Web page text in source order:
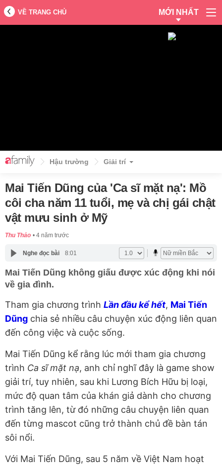
VỀ TRANG CHỦ MỚI NHẤT
Hậu trường Giải trí
Mai Tiến Dũng của 'Ca sĩ mặt nạ': Mồ
côi cha năm 11 tuổi, mẹ và chị gái chật
vật mưu sinh ở Mỹ
Thu Thảo 4 năm trước
Nghe đọc bài 8:01
Mai Tiến Dũng không giấu được xúc động khi nói
về gia đình.
Tham gia chương trình Lần đầu kể hết, Mai Tiến
Dũng chia sẻ nhiều câu chuyện xúc động liên quan
đến công việc và cuộc sống.
Mai Tiến Dũng kể rằng lúc mới tham gia chương
trình Ca sĩ mặt nạ, anh chỉ nghĩ đây là game show
giải trí, tuy nhiên, sau khi Lương Bích Hữu bị loại,
mức độ quan tâm của khán giả dành cho chương
trình tăng lên, từ đó những câu chuyện liên quan
đến từng mascot cũng trở thành chủ đề bàn tán
sôi nổi.
Với Mai Tiến Dũng, sau 5 năm về Việt Nam hoạt